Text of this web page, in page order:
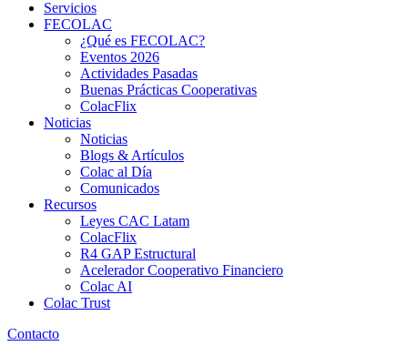
Servicios
FECOLAC
¿Qué es FECOLAC?
Eventos 2026
Actividades Pasadas
Buenas Prácticas Cooperativas
ColacFlix
Noticias
Noticias
Blogs & Artículos
Colac al Día
Comunicados
Recursos
Leyes CAC Latam
ColacFlix
R4 GAP Estructural
Acelerador Cooperativo Financiero
Colac AI
Colac Trust
Contacto